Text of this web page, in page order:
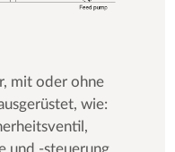
mit oder ohne
wie:
und -steuerung,